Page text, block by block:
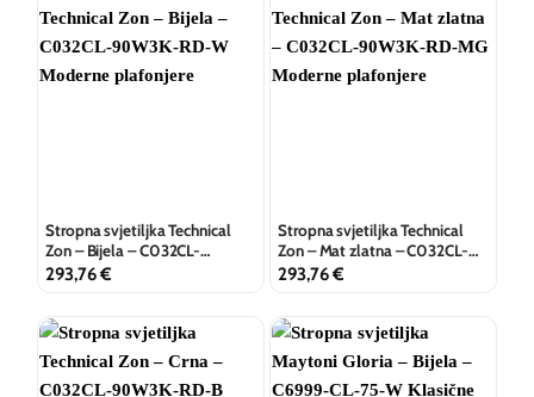
Stropna svjetiljka Technical
Zon – Bijela – C032CL-
90W3K-RD-W
293,76€
Stropna svjetiljka Technical
Zon – Mat zlatna – C032CL-
90W3K-RD-MG
293,76€